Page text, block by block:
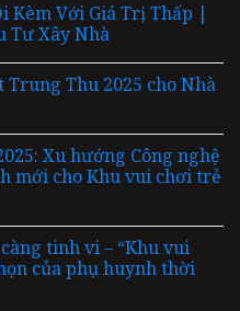
Kèm Với Giá Trị Thấp |
Tư Xây Nhà
Thu 2025 cho Nhà
Xu hướng Công nghệ
mới cho Khu vui chơi trẻ
tinh vi – “Khu vui
của phụ huynh thời